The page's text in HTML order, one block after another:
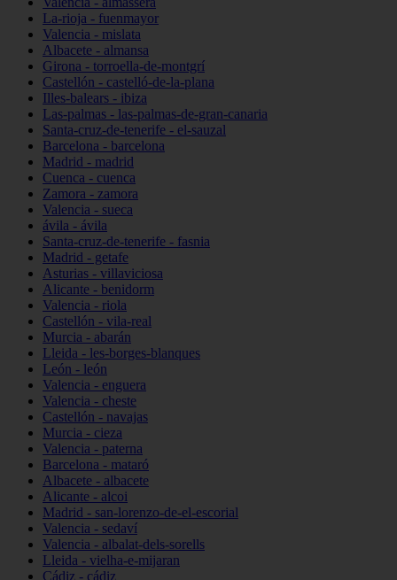
La-rioja - fuenmayor
Valencia - mislata
Albacete - almansa
Girona - torroella-de-montgrí
Castellón - castelló-de-la-plana
Illes-balears - ibiza
Las-palmas - las-palmas-de-gran-canaria
Santa-cruz-de-tenerife - el-sauzal
Barcelona - barcelona
Madrid - madrid
Cuenca - cuenca
Zamora - zamora
Valencia - sueca
ávila - ávila
Santa-cruz-de-tenerife - fasnia
Madrid - getafe
Asturias - villaviciosa
Alicante - benidorm
Valencia - riola
Castellón - vila-real
Murcia - abarán
Lleida - les-borges-blanques
León - león
Valencia - enguera
Valencia - cheste
Castellón - navajas
Murcia - cieza
Valencia - paterna
Barcelona - mataró
Albacete - albacete
Alicante - alcoi
Madrid - san-lorenzo-de-el-escorial
Valencia - sedaví
Valencia - albalat-dels-sorells
Lleida - vielha-e-mijaran
Cádiz - cádiz